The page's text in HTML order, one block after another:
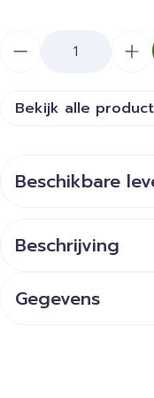
Bekijk alle
Beschikbare
Beschrijving
Gegevens